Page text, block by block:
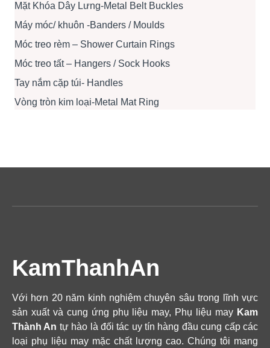
Mặt Khóa Dây Lưng-Metal Belt Buckles
Máy móc/ khuôn -Banders / Moulds
Móc treo rèm – Shower Curtain Rings
Móc treo tất – Hangers / Sock Hooks
Tay nắm cặp túi- Handles
Vòng tròn kim loại-Metal Mat Ring
KamThanhAn
Với hơn 20 năm kinh nghiệm chuyên sâu trong lĩnh vực
sản xuất và cung ứng phụ liệu may, Phụ liệu may Kam
Thành An tự hào là đối tác uy tín hàng đầu cung cấp các
loại phụ liệu may mặc chất lượng cao. Chúng tôi mang